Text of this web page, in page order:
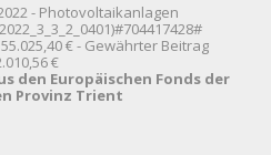
2022 - Photovoltaikanlagen
€ - Gewährter Beitrag
€
den Europäischen Fonds der
Provinz Trient